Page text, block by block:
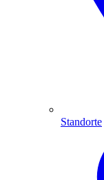
Standorte